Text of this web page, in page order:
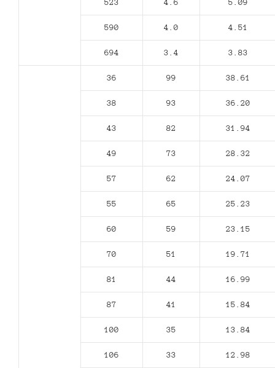
523 4.6 5.09
590 4.0 4.51
694 3.4 3.83
36 99 38.61
38 93 36.20
43 82 31.94
49 73 28.32
57 62 24.07
55 65 25.23
60 59 23.15
70 51 19.71
81 44 16.99
87 41 15.84
100 35 13.84
106 33 12.98